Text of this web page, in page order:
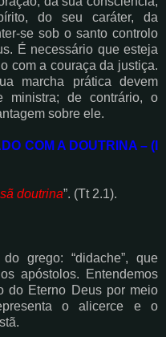
do seu caráter, da
se sob o santo controlo
É necessário que esteja
com a couraça da justiça.
marcha prática devem
ministra; de contrário, o
sobre ele.
COM A DOUTRINA – (I
doutrina”. (Tt 2.1).
grego: “didache”, que
apóstolos. Entendemos
do Eterno Deus por meio
o alicerce e o